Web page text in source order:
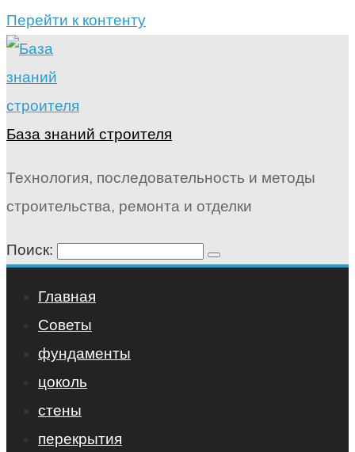
Перейти к контенту
База знаний строителя
Технология, последовательность и методы
строительства, ремонта и отделки
Поиск:
Главная
Советы
фундаменты
цоколь
стены
перекрытия